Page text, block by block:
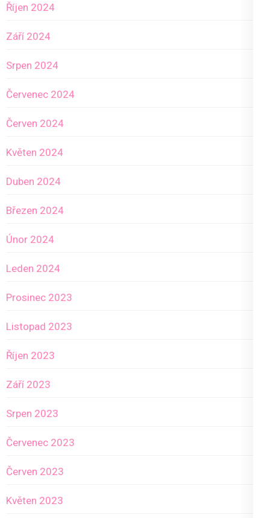
Říjen 2024
Září 2024
Srpen 2024
Červenec 2024
Červen 2024
Květen 2024
Duben 2024
Březen 2024
Únor 2024
Leden 2024
Prosinec 2023
Listopad 2023
Říjen 2023
Září 2023
Srpen 2023
Červenec 2023
Červen 2023
Květen 2023